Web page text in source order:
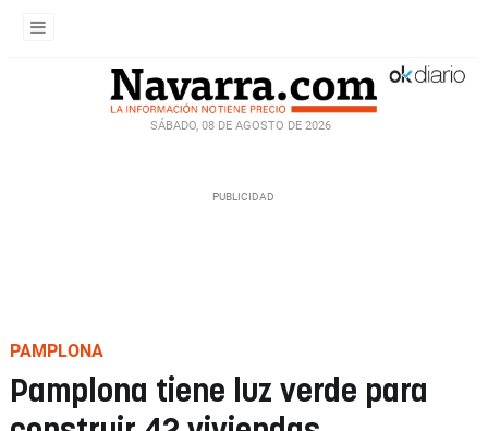
SÁBADO, 08 DE AGOSTO DE 2026
PAMPLONA
Pamplona tiene luz verde para